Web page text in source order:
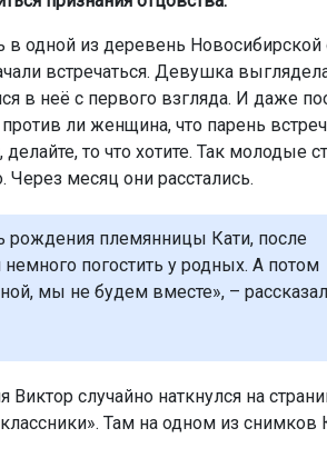
в одной из деревень Новосибирской
встречаться. Девушка
в неё с первого взгляда. И даже
ли женщина, что парень
то что хотите. Так молодые
Через месяц они расстались.
племянницы Кати, после
погостить у родных. А потом
мы не будем вместе», – рассказал
Виктор случайно наткнулся на
Там на одном из снимков